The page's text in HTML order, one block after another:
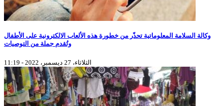
وكالة السلامة المعلوماتية تحذّر من خطورة هذه الألعاب الالكترونية على الأطفال
وتُقدم جملة من التوصيات
الثلاثاء، 27 ديسمبر، 2022 - 11:19